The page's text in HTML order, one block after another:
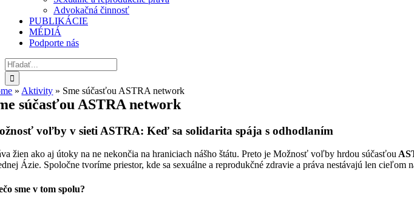
Advokačná činnosť
PUBLIKÁCIE
MÉDIÁ
Podporte nás
Hľadať:
» Aktivity » Sme súčasťou ASTRA network
súčasťou ASTRA network
voľby v sieti ASTRA: Keď sa solidarita spája s odhodlaním
žien ako aj útoky na ne nekončia na hraniciach nášho štátu. Preto je Možnosť voľby hrdou súčasťou
Ázie. Spoločne tvoríme priestor, kde sa sexuálne a reprodukčné zdravie a práva nestávajú len cieľom
sme v tom spolu?